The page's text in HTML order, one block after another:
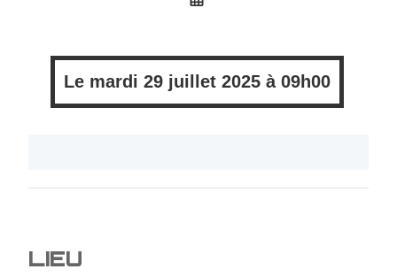
Le mardi 29 juillet 2025 à 09h00
LIEU